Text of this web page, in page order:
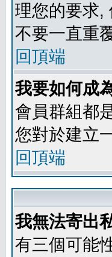
理您的要求,
不要一直重
回頂端
我要如何成
會員群組都
您對於建立
回頂端
我無法寄出
有三個可能